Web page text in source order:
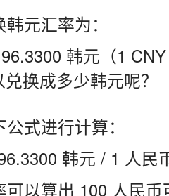
元汇率为：
韩元（1
换成多少韩元呢？
式进行计算：
韩元 / 1 人民
可以算出 100 人民